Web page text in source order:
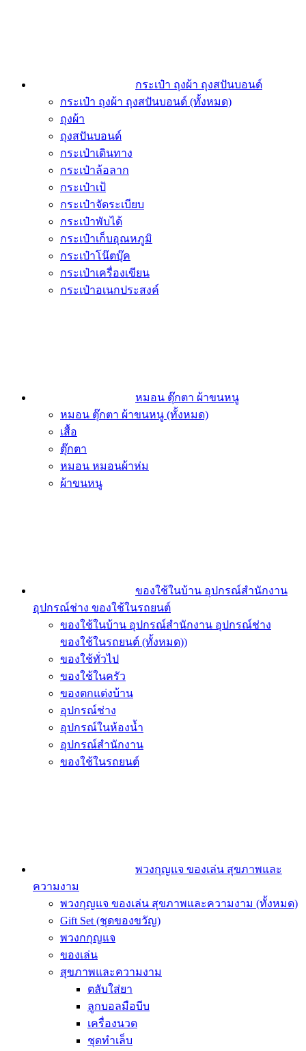
กระเป๋า ถุงผ้า ถุงสปันบอนด์
กระเป๋า ถุงผ้า ถุงสปันบอนด์ (ทั้งหมด)
ถุงผ้า
ถุงสปันบอนด์
กระเป๋าเดินทาง
กระเป๋าล้อลาก
กระเป๋าเป้
กระเป๋าจัดระเบียบ
กระเป๋าพับได้
กระเป๋าเก็บอุณหภูมิ
กระเป๋าโน๊ตบุ๊ค
กระเป๋าเครื่องเขียน
กระเป๋าอเนกประสงค์
หมอน ตุ๊กตา ผ้าขนหนู
หมอน ตุ๊กตา ผ้าขนหนู (ทั้งหมด)
เสื้อ
ตุ๊กตา
หมอน หมอนผ้าห่ม
ผ้าขนหนู
ของใช้ในบ้าน อุปกรณ์สำนักงาน
อุปกรณ์ช่าง ของใช้ในรถยนต์
ของใช้ในบ้าน อุปกรณ์สำนักงาน อุปกรณ์ช่าง
ของใช้ในรถยนต์ (ทั้งหมด))
ของใช้ทั่วไป
ของใช้ในครัว
ของตกแต่งบ้าน
อุปกรณ์ช่าง
อุปกรณ์ในห้องน้ำ
อุปกรณ์สำนักงาน
ของใช้ในรถยนต์
พวงกุญแจ ของเล่น สุขภาพและ
ความงาม
พวงกุญแจ ของเล่น สุขภาพและความงาม (ทั้งหมด)
Gift Set (ชุดของขวัญ)
พวงกกุญแจ
ของเล่น
สุขภาพและความงาม
ตลับใส่ยา
ลูกบอลมือบีบ
เครื่องนวด
ชุดทำเล็บ